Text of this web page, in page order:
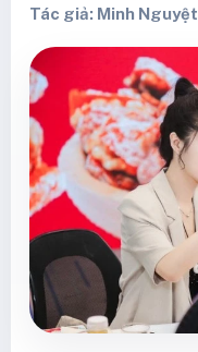
Tác giả: Minh Nguyệt